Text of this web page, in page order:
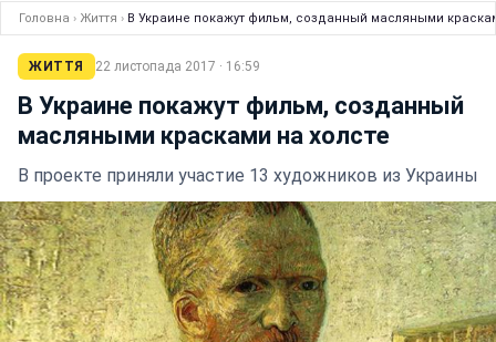
Головна › Життя › В Украине покажут фильм, созданный масляными
ЖИТТЯ 22 листопада 2017 · 16:59
В Украине покажут фильм, созданный
масляными красками на холсте
В проекте приняли участие 13 художников из Украины